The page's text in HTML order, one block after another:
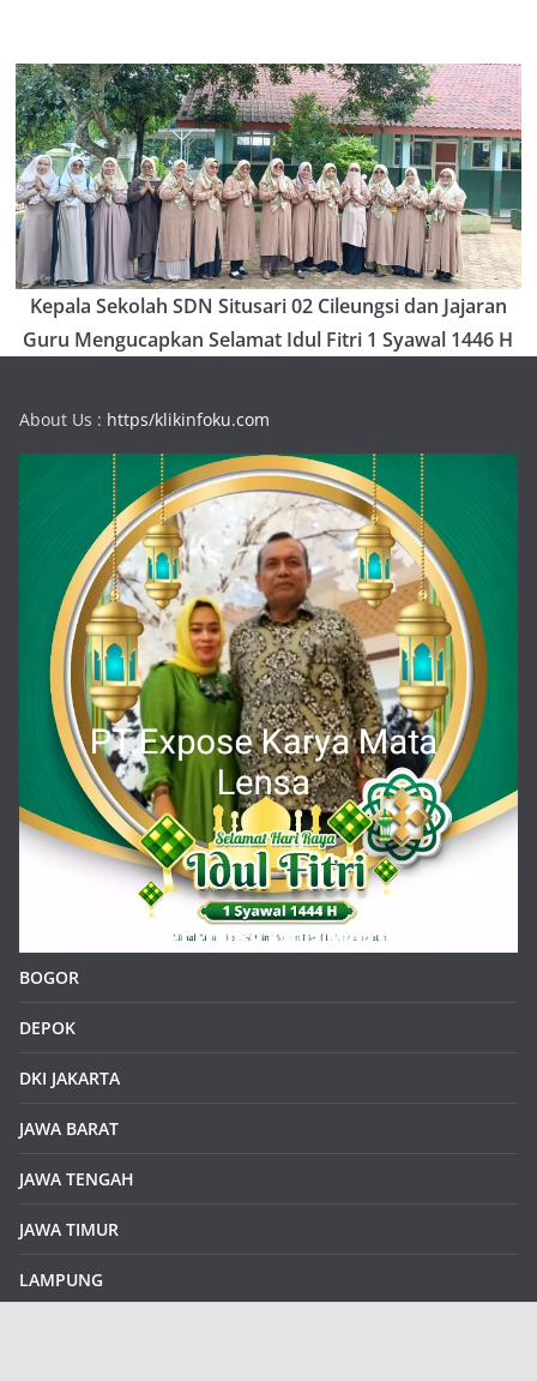
Kepala Sekolah SDN Situsari 02 Cileungsi dan Jajaran
Guru Mengucapkan Selamat Idul Fitri 1 Syawal 1446 H
About Us : https/klikinfoku.com
BOGOR
DEPOK
DKI JAKARTA
JAWA BARAT
JAWA TENGAH
JAWA TIMUR
LAMPUNG